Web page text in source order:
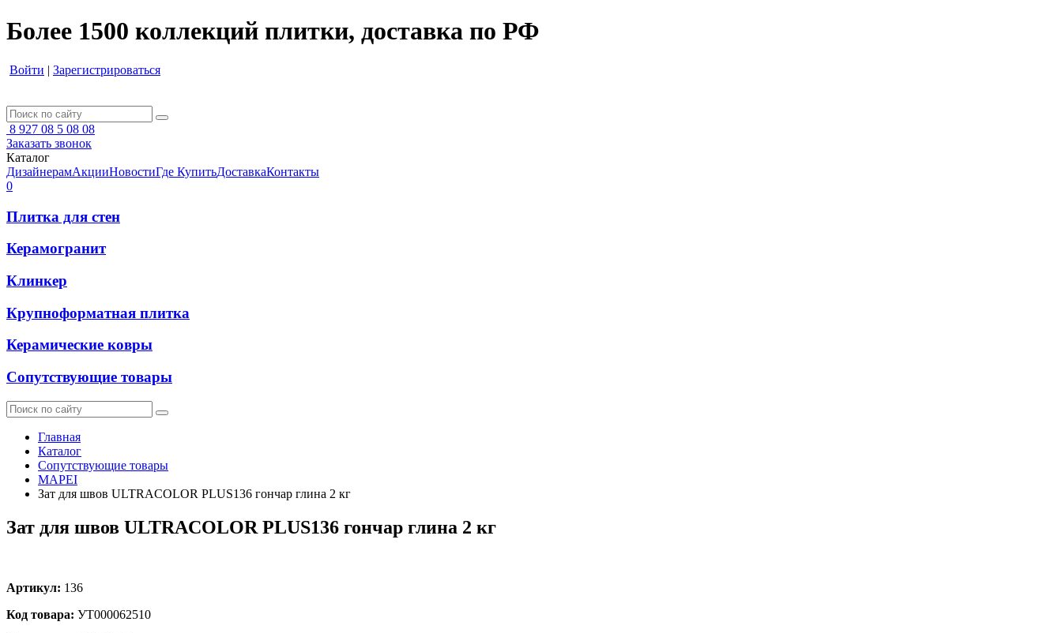
Более 1500 коллекций плитки, доставка по РФ
Войти | Зарегистрироваться
8 927 08 5 08 08
Заказать звонок
Каталог
ДизайнерамАкцииНовостиГде КупитьДоставкаКонтакты
0
Плитка для стен
Керамогранит
Клинкер
Крупноформатная плитка
Керамические ковры
Сопутствующие товары
Главная
Каталог
Сопутствующие товары
MAPEI
Зат для швов ULTRACOLOR PLUS136 гончар глина 2 кг
Зат для швов ULTRACOLOR PLUS136 гончар глина 2 кг
Артикул: 136
Код товара: УТ000062510